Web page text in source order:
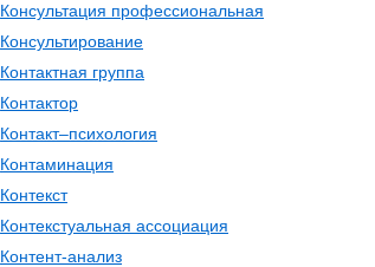
Консультация профессиональная
Консультирование
Контактная группа
Контактор
Контакт–психология
Контаминация
Контекст
Контекстуальная ассоциация
Контент-анализ